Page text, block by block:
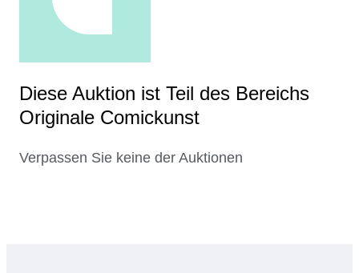
Diese Auktion ist Teil des Bereichs
Originale Comickunst
Verpassen Sie keine der Auktionen